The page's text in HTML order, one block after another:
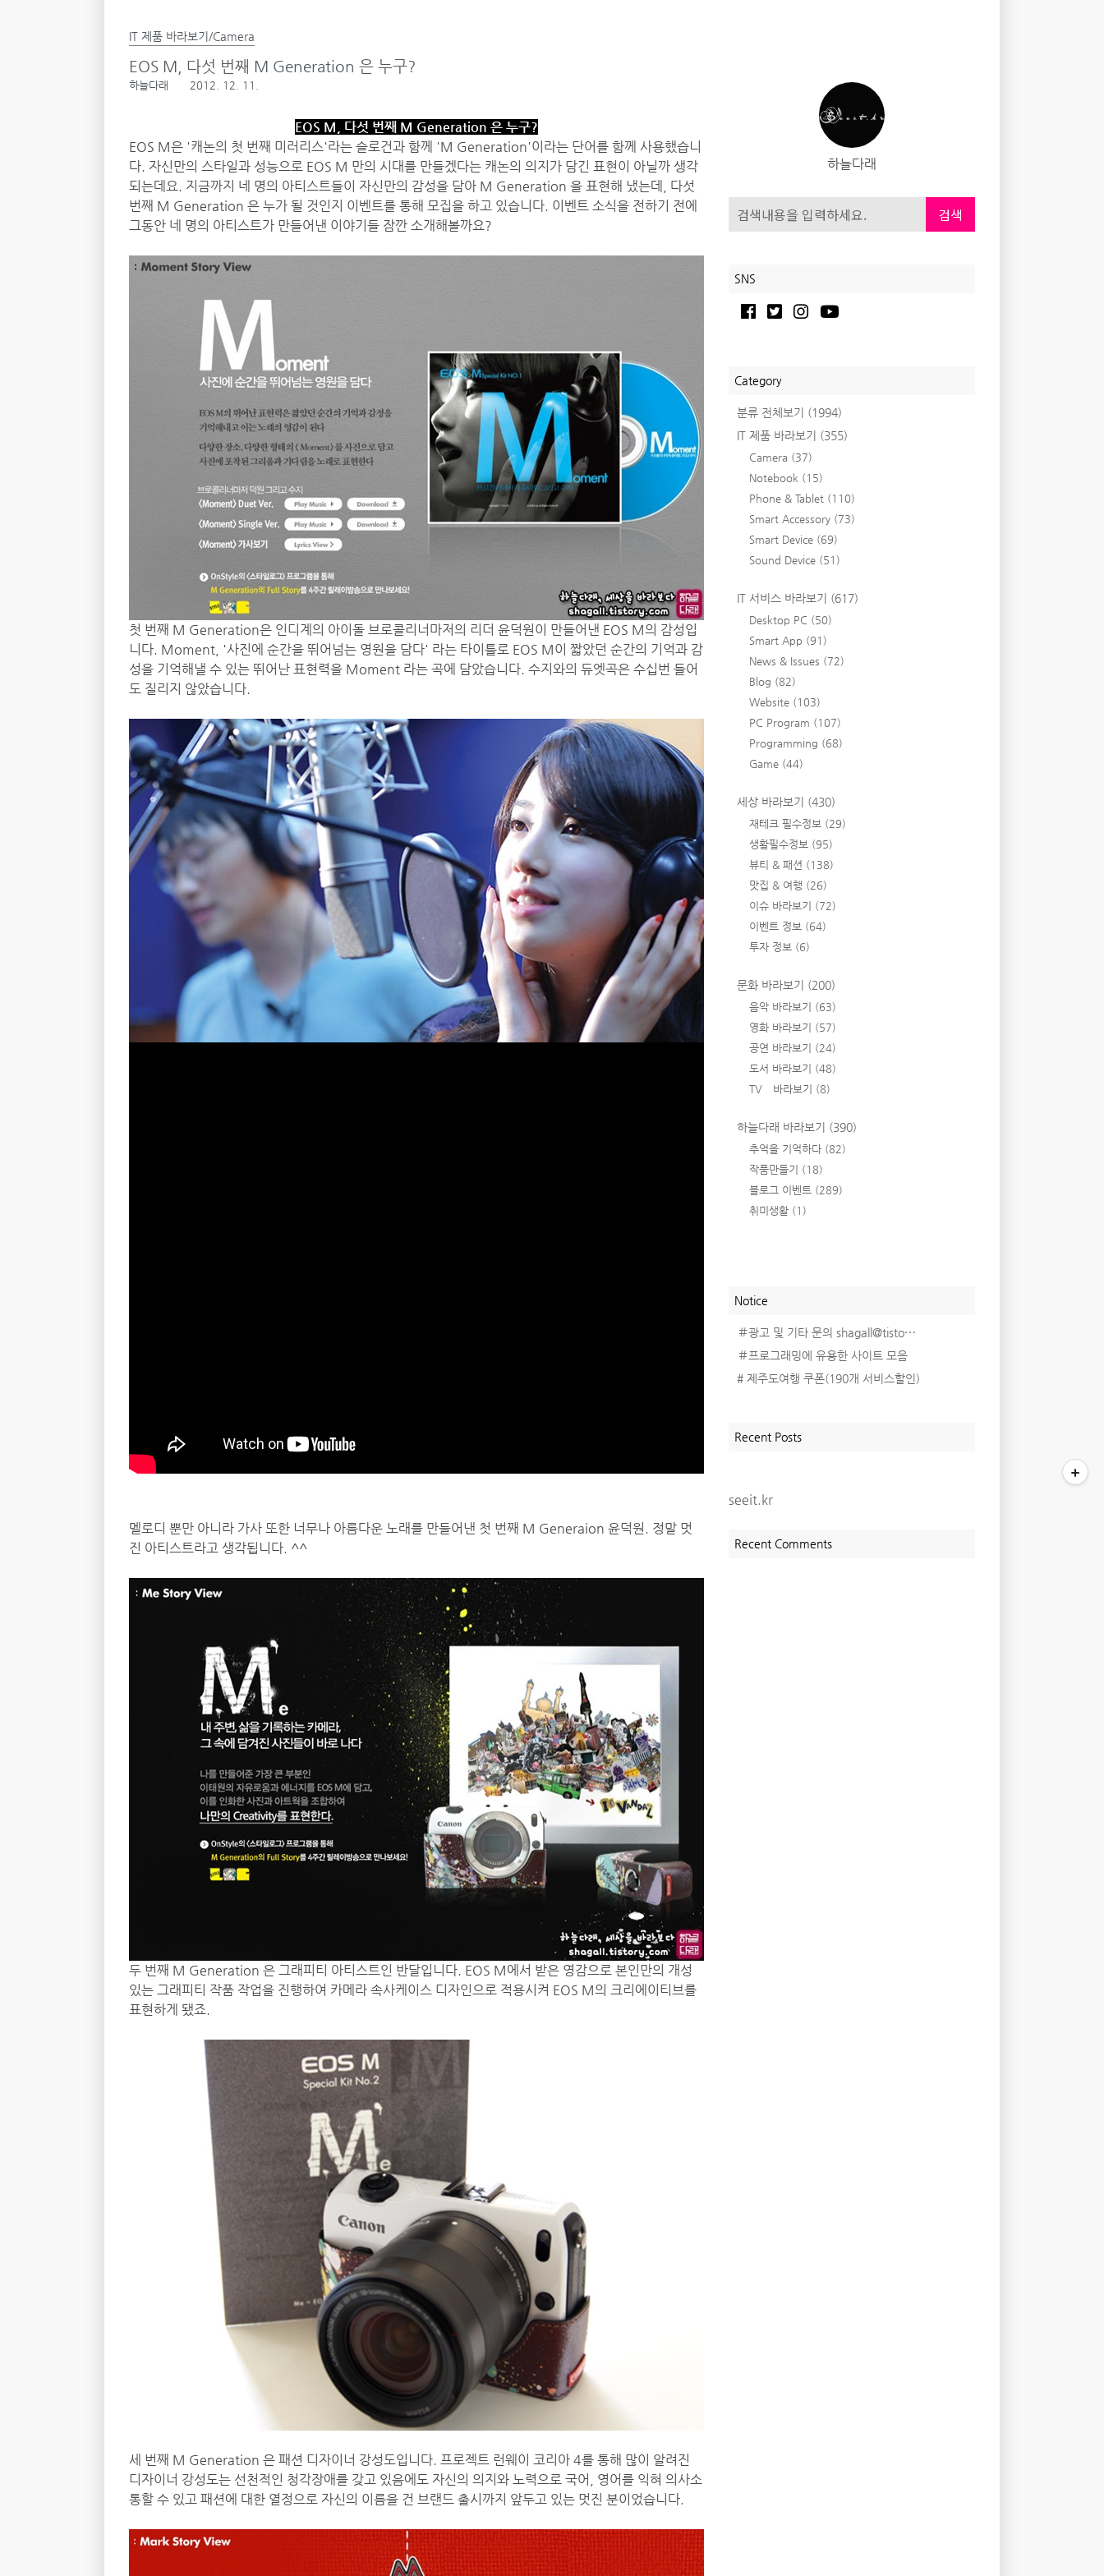
하늘다래
검색
SNS
Category
분류 전체보기 (1994)
IT 제품 바라보기 (355)
Camera (37)
Notebook (15)
Phone & Tablet (110)
Smart Accessory (73)
Smart Device (69)
Sound Device (51)
IT 서비스 바라보기 (617)
Desktop PC (50)
Smart App (91)
News & Issues (72)
Blog (82)
Website (103)
PC Program (107)
Programming (68)
Game (44)
세상 바라보기 (430)
재테크 필수정보 (29)
생활필수정보 (95)
뷰티 & 패션 (138)
맛집 & 여행 (26)
이슈 바라보기 (72)
이벤트 정보 (64)
투자 정보 (6)
문화 바라보기 (200)
음악 바라보기 (63)
영화 바라보기 (57)
공연 바라보기 (24)
도서 바라보기 (48)
TV 바라보기 (8)
하늘다래 바라보기 (390)
추억을 기억하다 (82)
작품만들기 (18)
블로그 이벤트 (289)
취미생활 (1)
Notice
＃광고 및 기타 문의 shagall@tisto⋯
＃프로그래밍에 유용한 사이트 모음
# 제주도여행 쿠폰(190개 서비스할인)
Recent Posts
seeit.kr
Recent Comments
IT 제품 바라보기/Camera
EOS M, 다섯 번째 M Generation 은 누구?
하늘다래 2012. 12. 11.
EOS M, 다섯 번째 M Generation 은 누구?
EOS M은 '캐논의 첫 번째 미러리스'라는 슬로건과 함께 'M Generation'이라는 단어를 함께 사용했습니
다. 자신만의 스타일과 성능으로 EOS M 만의 시대를 만들겠다는 캐논의 의지가 담긴 표현이 아닐까 생각
되는데요. 지금까지 네 명의 아티스트들이 자신만의 감성을 담아 M Generation 을 표현해 냈는데, 다섯
번째 M Generation 은 누가 될 것인지 이벤트를 통해 모집을 하고 있습니다. 이벤트 소식을 전하기 전에
그동안 네 명의 아티스트가 만들어낸 이야기들 잠깐 소개해볼까요?
첫 번째 M Generation은 인디계의 아이돌 브로콜리너마저의 리더 윤덕원이 만들어낸 EOS M의 감성입
니다. Moment, '사진에 순간을 뛰어넘는 영원을 담다' 라는 타이틀로 EOS M이 짧았던 순간의 기억과 감
성을 기억해낼 수 있는 뛰어난 표현력을 Moment 라는 곡에 담았습니다. 수지와의 듀엣곡은 수십번 들어
도 질리지 않았습니다.
멜로디 뿐만 아니라 가사 또한 너무나 아름다운 노래를 만들어낸 첫 번째 M Generaion 윤덕원. 정말 멋
진 아티스트라고 생각됩니다. ^^
두 번째 M Generation 은 그래피티 아티스트인 반달입니다. EOS M에서 받은 영감으로 본인만의 개성
있는 그래피티 작품 작업을 진행하여 카메라 속사케이스 디자인으로 적용시켜 EOS M의 크리에이티브를
표현하게 됐죠.
세 번째 M Generation 은 패션 디자이너 강성도입니다. 프로젝트 런웨이 코리아 4를 통해 많이 알려진
디자이너 강성도는 선천적인 청각장애를 갖고 있음에도 자신의 의지와 노력으로 국어, 영어를 익혀 의사소
통할 수 있고 패션에 대한 열정으로 자신의 이름을 건 브랜드 출시까지 앞두고 있는 멋진 분이었습니다.